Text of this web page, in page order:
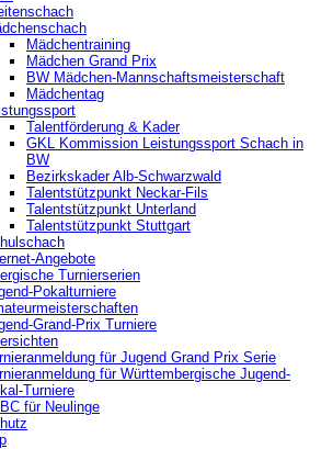
Mädchentraining
Mädchen Grand Prix
BW Mädchen-Mannschaftsmeisterschaft
Mädchentag
Talentförderung & Kader
GKL Kommission Leistungssport Schach in
BW
Bezirkskader Alb-Schwarzwald
Talentstützpunkt Neckar-Fils
Talentstützpunkt Unterland
Talentstützpunkt Stuttgart
Angebote
Turnierserien
Pokalturniere
Grand-Prix Turniere
für Jugend Grand Prix Serie
für Württembergische Jugend-
Turniere
für Neulinge